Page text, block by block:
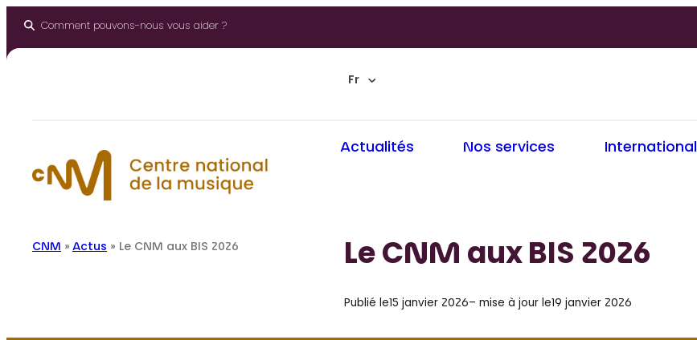
Comment pouvons-nous vous aider ?
Fr
Actualités Nos services International
CNM » Actus » Le CNM aux BIS 2026 Le CNM aux BIS 2026
Publié le15 janvier 2026– mise à jour le19 janvier 2026